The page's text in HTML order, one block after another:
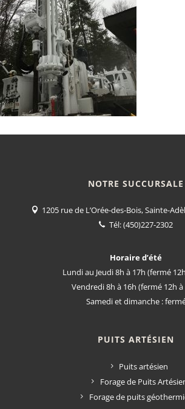
NOTRE SUCCURSALE
1205 rue de L’Orée-des-Bois, Sainte-
Tél:(450)227-2302
Horaire d’été
Lundi au Jeudi 8h à 17h (fermé
Vendredi 8h à 16h (fermé 12h à
Samedi et dimanche :
PUITS ARTÉSIEN
Puits artésien
Forage de Puits
Forage de puits